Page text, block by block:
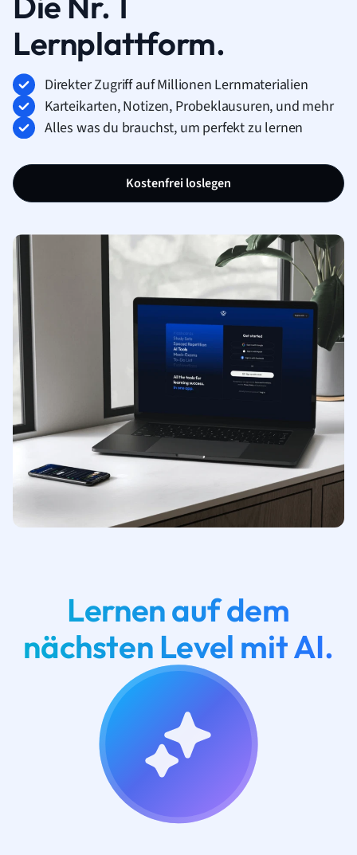
Lernplattform.
Direkter Zugriff auf Millionen Lernmaterialien
Karteikarten, Notizen, Probeklausuren, und mehr
Alles was du brauchst, um perfekt zu lernen
Kostenfrei loslegen
Lernen auf dem
nächsten Level mit AI.